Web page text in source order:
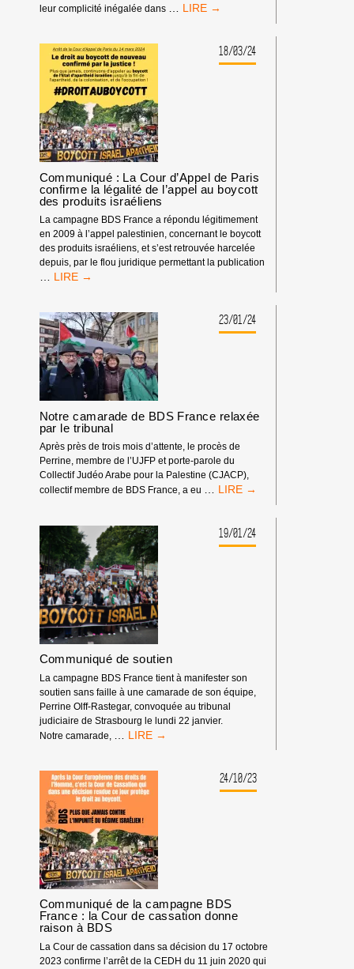
leur complicité inégalée dans
LE
COMPLICITÉ
ET
LE
ISRAÉLIENS
CONTRE
LES
PALESTINIEN·NES.
18/03/24
Communiqué : La Cour d’Appel de Paris
confirme la légalité de l’appel au boycott
des produits israéliens
La campagne BDS France a répondu légitimement
en 2009 à l’appel palestinien, concernant le boycott
des produits israéliens, et s’est retrouvée harcelée
depuis, par le flou juridique permettant la publication
… COMMUNIQUÉ
COUR
D’APPEL
DE
PARIS
CONFIRME
LA
LÉGALITÉ
DE
L’APPEL
AU
BOYCOTT
DES
PRODUITS
23/01/24
Notre camarade de BDS France relaxée
par le tribunal
Après près de trois mois d’attente, le procès de
Perrine, membre de l’UJFP et porte-parole du
Collectif Judéo Arabe pour la Palestine (CJACP),
collectif membre de BDS France, a eu … NOTRE
BDS
FRANCE
19/01/24
Communiqué de soutien
La campagne BDS France tient à manifester son
soutien sans faille à une camarade de son équipe,
Perrine Olff-Rastegar, convoquée au tribunal
judiciaire de Strasbourg le lundi 22 janvier.
Notre camarade,
COMMUNIQUÉ
24/10/23
Communiqué de la campagne BDS
France : la Cour de cassation donne
raison à BDS
La Cour de cassation dans sa décision du 17 octobre
2023 confirme l’arrêt de la CEDH du 11 juin 2020 qui